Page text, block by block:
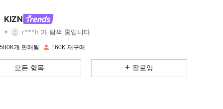
KIZN
4.5K
r***h 가 탐색 중입니다
4.80 등급 4.5K 아이템 558K
4.80 4.5K 558K
개 판매됨 160K 재구매
모든 항목 팔로잉